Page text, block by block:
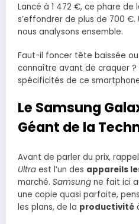
Lancé à 1 472 €, ce phare
s’effondrer de plus de 700
nous analysons ensemble.
Faut-il foncer tête baissée
connaître avant de craquer ?
spécificités de ce
Le Samsung
Géant de la
Avant de parler du prix,
Ultra est l’un des appareils
marché. Samsung ne fait ici
une copie quasi parfaite,
les plans, de la productivité